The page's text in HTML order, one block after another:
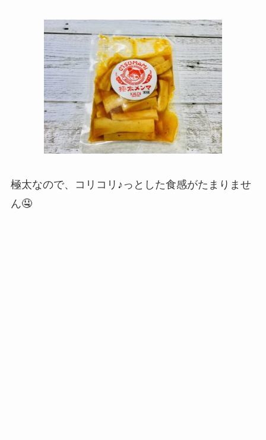
極太なので、コリコリ♪っとした食感がたまりませ
ん🤤